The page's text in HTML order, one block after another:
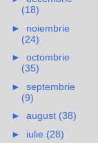
(18)
► noiembrie
(24)
► octombrie
(35)
► septembrie
(9)
► august (38)
► iulie (28)